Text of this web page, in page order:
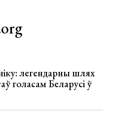
легендарны шлях
голасам Беларусі ў